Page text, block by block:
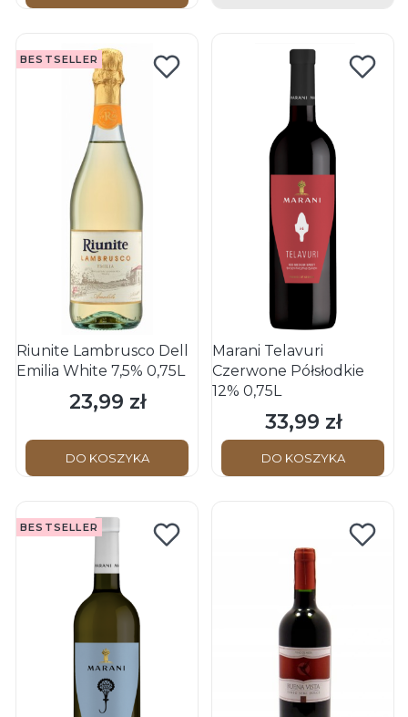
BESTSELLER
Riunite Lambrusco Dell
Emilia White 7,5% 0,75L
Cena
23,99 zł
DO KOSZYKA
Marani Telavuri
Czerwone Półsłodkie
12% 0,75L
Cena
33,99 zł
DO KOSZYKA
BESTSELLER